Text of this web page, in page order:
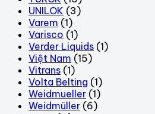
UNILOK (3)
Varem (1)
Varisco (1)
Verder Liquids (1)
Việt Nam (15)
Vitrans (1)
Volta Belting (1)
Weidmueller (1)
Weidmüller (6)